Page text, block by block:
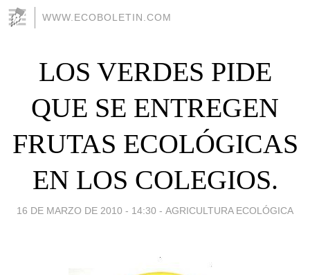
WWW.ECOBOLETIN.COM
LOS VERDES PIDE
QUE SE ENTREGEN
FRUTAS ECOLÓGICAS
EN LOS COLEGIOS.
16 DE MARZO DE 2010 - 14:30 - AGRICULTURA ECOLÓGICA